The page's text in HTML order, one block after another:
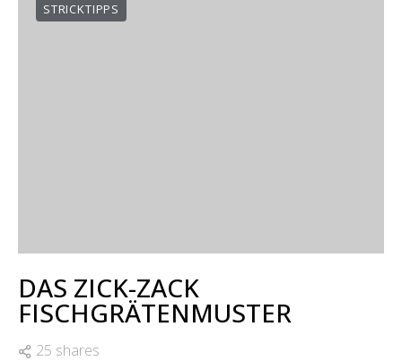
STRICKTIPPS
DAS ZICK-ZACK
FISCHGRÄTENMUSTER
25 shares